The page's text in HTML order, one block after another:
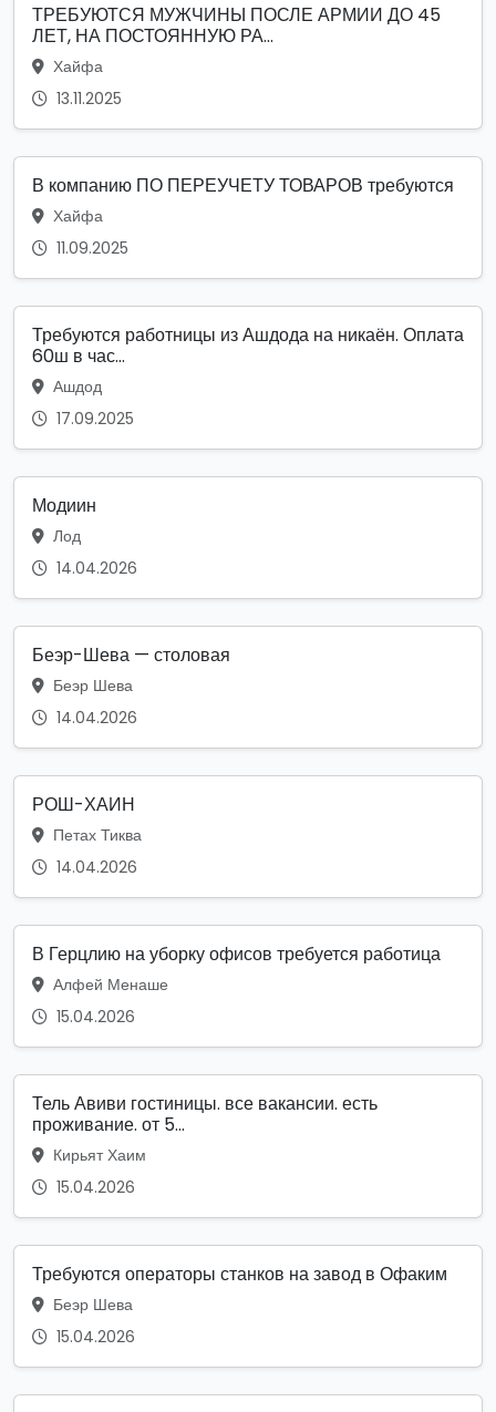
ТРЕБУЮТСЯ МУЖЧИНЫ ПОСЛЕ АРМИИ ДО 45
ЛЕТ, НА ПОСТОЯННУЮ РА...
Хайфа
13.11.2025
В компанию ПО ПЕРЕУЧЕТУ ТОВАРОВ требуются
Хайфа
11.09.2025
Требуются работницы из Ашдода на никаён. Оплата
60ш в час...
Ашдод
17.09.2025
Модиин
Лод
14.04.2026
Беэр-Шева — столовая
Беэр Шева
14.04.2026
РОШ-ХАИН
Петах Тиква
14.04.2026
В Герцлию на уборку офисов требуется работица
Алфей Менаше
15.04.2026
Тель Авиви гостиницы. все вакансии. есть
проживание. от 5...
Кирьят Хаим
15.04.2026
Требуются операторы станков на завод в Офаким
Беэр Шева
15.04.2026